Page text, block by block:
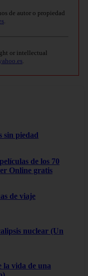
de autor o propiedad
or intellectual
sin piedad
de los 70
Online gratis
de viaje
nuclear (Un
la vida de una